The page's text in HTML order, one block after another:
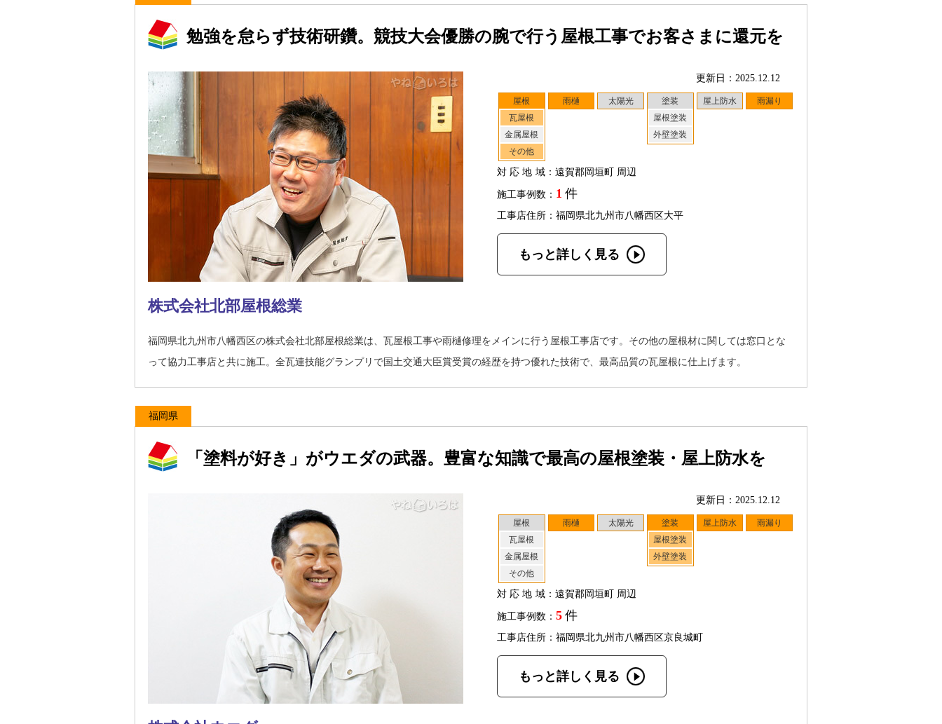
勉強を怠らず技術研鑽。競技大会優勝の腕で行う屋根工事でお客さまに還元を
更新日：2025.12.12
屋根
瓦屋根
金属屋根
その他
雨樋 太陽光
塗装
屋根塗装
外壁塗装
屋上防水 雨漏り
対応地域：遠賀郡岡垣町 周辺
施工事例数： 1 件
工事店住所：福岡県北九州市八幡西区大平
もっと詳しく見る
株式会社北部屋根総業
福岡県北九州市八幡西区の株式会社北部屋根総業は、瓦屋根工事や雨樋修理をメインに行う屋根工事店です。その他の屋根材に関しては窓口とな
って協力工事店と共に施工。全瓦連技能グランプリで国土交通大臣賞受賞の経歴を持つ優れた技術で、最高品質の瓦屋根に仕上げます。
福岡県
「塗料が好き」がウエダの武器。豊富な知識で最高の屋根塗装・屋上防水を
更新日：2025.12.12
屋根
瓦屋根
金属屋根
その他
雨樋 太陽光
塗装
屋根塗装
外壁塗装
屋上防水 雨漏り
対応地域：遠賀郡岡垣町 周辺
施工事例数： 5 件
工事店住所：福岡県北九州市八幡西区京良城町
もっと詳しく見る